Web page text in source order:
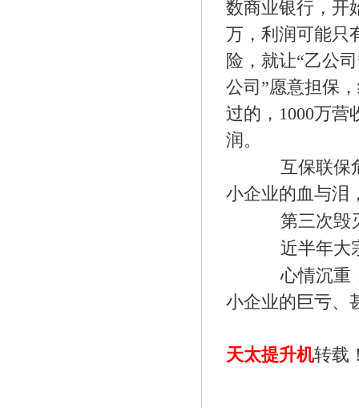
数商业银行，开
万，利润可能只
险，就让“乙公
公司”愿意担保
过的，1000万营
润。
互保联保危
小企业的血与泪
第三次毁
近半年大宗
心情沉重，
小企业的巨亏、
天太提升机转载